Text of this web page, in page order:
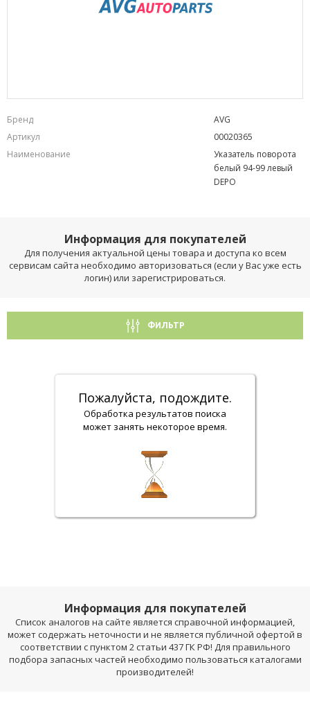
Бренд
AVG
Артикул
00020365
Наименование
Указатель поворота
белый 94-99 левый
DEPO
Информация для покупателей
Для получения актуальной цены товара и доступа ко всем
сервисам сайта необходимо авторизоваться (если у Вас уже есть
логин) или зарегистрироваться.
ФИЛЬТР
Пожалуйста, подождите.
Обработка результатов поиска
может занять некоторое время.
Информация для покупателей
Список аналогов на сайте является справочной информацией,
может содержать неточности и не является публичной офертой в
соответствии с пунктом 2 статьи 437 ГК РФ! Для правильного
подбора запасных частей необходимо пользоваться каталогами
производителей!